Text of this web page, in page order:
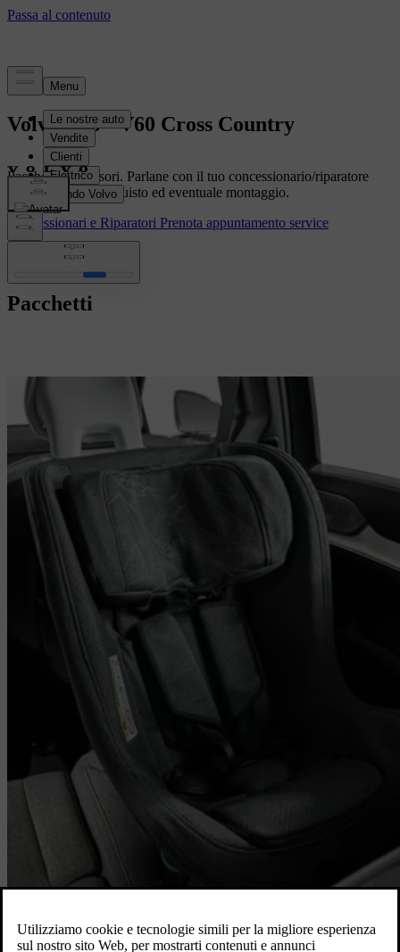
Volvo V60 - V60 Cross Country
Pacchetti, Accessori. Parlane con il tuo concessionario/riparatore
autorizzato per l’acquisto ed eventuale montaggio.
Concessionari e Riparatori Prenota appuntamento service
Pacchetti
CHILD